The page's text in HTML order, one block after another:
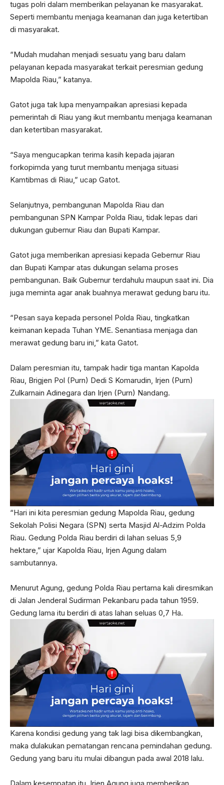
tugas polri dalam memberikan pelayanan ke masyarakat.
Seperti membantu menjaga keamanan dan juga ketertiban
di masyarakat.
“Mudah mudahan menjadi sesuatu yang baru dalam
pelayanan kepada masyarakat terkait peresmian gedung
Mapolda Riau,” katanya.
Gatot juga tak lupa menyampaikan apresiasi kepada
pemerintah di Riau yang ikut membantu menjaga keamanan
dan ketertiban masyarakat.
“Saya mengucapkan terima kasih kepada jajaran
forkopimda yang turut membantu menjaga situasi
Kamtibmas di Riau,” ucap Gatot.
Selanjutnya, pembangunan Mapolda Riau dan
pembangunan SPN Kampar Polda Riau, tidak lepas dari
dukungan gubernur Riau dan Bupati Kampar.
Gatot juga memberikan apresiasi kepada Gebernur Riau
dan Bupati Kampar atas dukungan selama proses
pembangunan. Baik Gubernur terdahulu maupun saat ini. Dia
juga meminta agar anak buahnya merawat gedung baru itu.
“Pesan saya kepada personel Polda Riau, tingkatkan
keimanan kepada Tuhan YME. Senantiasa menjaga dan
merawat gedung baru ini,” kata Gatot.
Dalam peresmian itu, tampak hadir tiga mantan Kapolda
Riau, Brigjen Pol (Purn) Dedi S Komarudin, Irjen (Purn)
Zulkarnain Adinegara dan Irjen (Purn) Nandang.
“Hari ini kita peresmian gedung Mapolda Riau, gedung
Sekolah Polisi Negara (SPN) serta Masjid Al-Adzim Polda
Riau. Gedung Polda Riau berdiri di lahan seluas 5,9
hektare,” ujar Kapolda Riau, Irjen Agung dalam
sambutannya.
Menurut Agung, gedung Polda Riau pertama kali diresmikan
di Jalan Jenderal Sudirman Pekanbaru pada tahun 1959.
Gedung lama itu berdiri di atas lahan seluas 0,7 Ha.
Karena kondisi gedung yang tak lagi bisa dikembangkan,
maka dulakukan pematangan rencana pemindahan gedung.
Gedung yang baru itu mulai dibangun pada awal 2018 lalu.
Dalam kesempatan itu, Irjen Agung juga memberikan